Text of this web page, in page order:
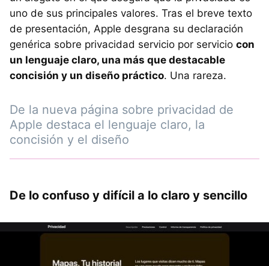
uno de sus principales valores. Tras el breve texto
de presentación, Apple desgrana su declaración
genérica sobre privacidad servicio por servicio con
un lenguaje claro, una más que destacable
concisión y un diseño práctico. Una rareza.
De la nueva página sobre privacidad de
Apple destaca el lenguaje claro, la
concisión y el diseño
De lo confuso y difícil a lo claro y sencillo